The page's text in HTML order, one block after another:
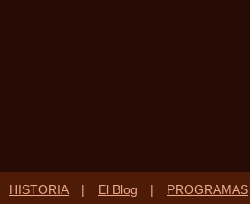
HISTORIA | El Blog |
PROGRAMAS